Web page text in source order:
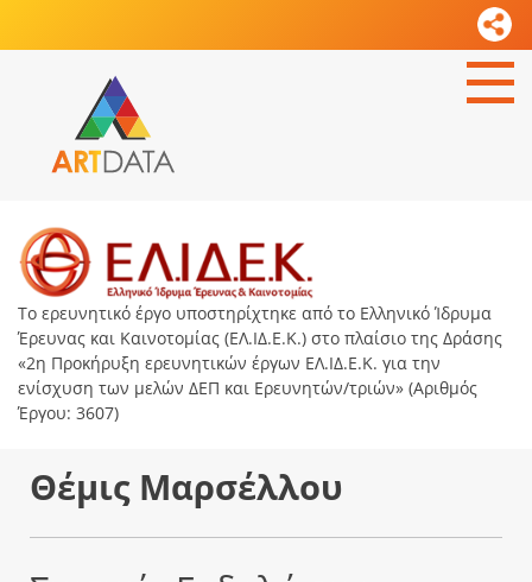
Το ερευνητικό έργο υποστηρίχτηκε από το Ελληνικό Ίδρυμα
Έρευνας και Καινοτομίας (ΕΛ.ΙΔ.Ε.Κ.) στο πλαίσιο της Δράσης
«2η Προκήρυξη ερευνητικών έργων ΕΛ.ΙΔ.Ε.Κ. για την
ενίσχυση των μελών ΔΕΠ και Ερευνητών/τριών» (Αριθμός
Έργου: 3607)
Θέμις Μαρσέλλου